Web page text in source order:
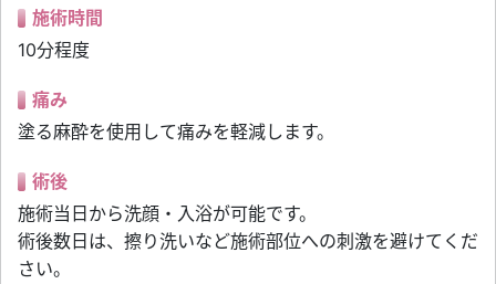
施術時間
10分程度
痛み
塗る麻酔を使用して痛みを軽減します。
術後
施術当日から洗顔・入浴が可能です。
術後数日は、擦り洗いなど施術部位への刺激を避けてくだ
さい。